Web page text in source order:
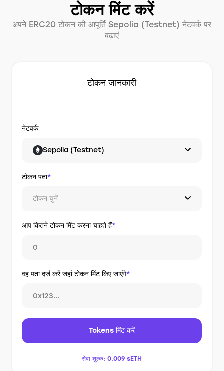
टोकन मिंट करें
अपने ERC20 टोकन की आपूर्ति Sepolia (Testnet) नेटवर्क पर
बढ़ाएं
टोकन जानकारी
नेटवर्क
Sepolia (Testnet)
टोकन पता*
टोकन चुनें
आप कितने टोकन मिंट करना चाहते हैं*
वह पता दर्ज करें जहां टोकन मिंट किए जाएंगे*
Tokens मिंट करें
सेवा शुल्क: 0.009 sETH